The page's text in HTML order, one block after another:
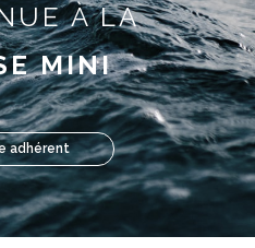
À LA
MINI
adhérent